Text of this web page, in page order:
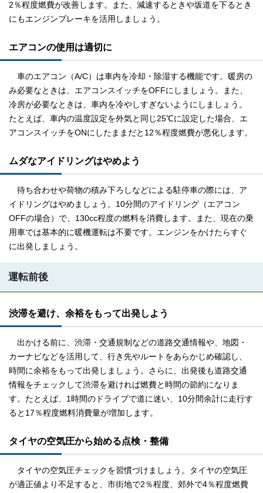
2％程度燃費が改善します。また、減速するときや坂道を下るとき
にもエンジンブレーキを活用しましょう。
エアコンの使用は適切に
車のエアコン（A/C）は車内を冷却・除湿する機能です。暖房の
み必要なときは、エアコンスイッチをOFFにしましょう。また、
冷房が必要なときは、車内を冷やしすぎないようにしましょう。
たとえば、車内の温度設定を外気と同じ25℃に設定した場合、エ
アコンスイッチをONにしたままだと12％程度燃費が悪化します。
ムダなアイドリングはやめよう
待ち合わせや荷物の積み下ろしなどによる駐停車の際には、ア
イドリングはやめましょう。10分間のアイドリング（エアコン
OFFの場合）で、130cc程度の燃料を消費します。また、現在の乗
用車では基本的に暖機運転は不要です。エンジンをかけたらすぐ
に出発しましょう。
運転前後
渋滞を避け、余裕をもって出発しよう
出かける前に、渋滞・交通規制などの道路交通情報や、地図・
カーナビなどを活用して、行き先やルートをあらかじめ確認し、
時間に余裕をもって出発しましょう。さらに、出発後も道路交通
情報をチェックして渋滞を避ければ燃費と時間の節約になりま
す。たとえば、1時間のドライブで道に迷い、10分間余計に走行す
ると17％程度燃料消費量が増加します。
タイヤの空気圧から始める点検・整備
タイヤの空気圧チェックを習慣づけましょう。タイヤの空気圧
が適正値より不足すると、市街地で2％程度、郊外で4％程度燃費